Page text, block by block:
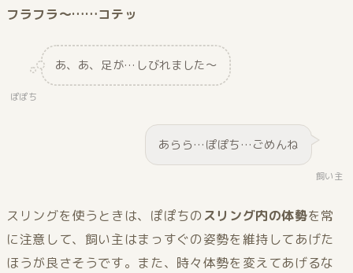
フラフラ〜……コテッ
ぽぽち
あ、あ、足が…しびれました〜
飼い主
あらら…ぽぽち…ごめんね
スリングを使うときは、ぽぽちの スリング内の体勢を常
に注意して、飼い主はまっすぐの姿勢を維持してあげた
ほうが良さそうです。また、時々体勢を変えてあげるな